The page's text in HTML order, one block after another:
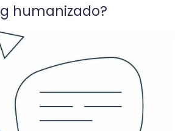
humanizado?